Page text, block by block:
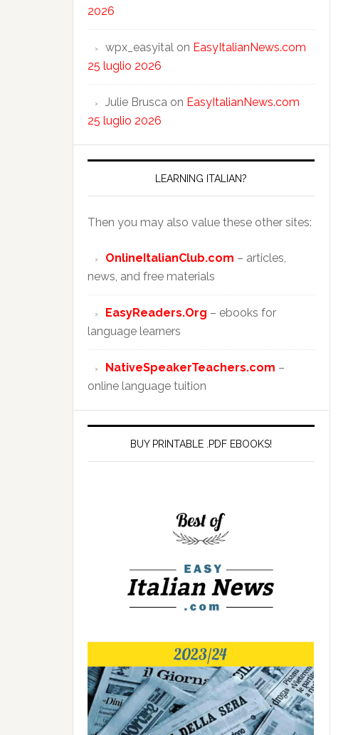
2026
wpx_easyital on EasyItalianNews.com
25 luglio 2026
Julie Brusca on EasyItalianNews.com
25 luglio 2026
LEARNING ITALIAN?
Then you may also value these other sites:
OnlineItalianClub.com – articles,
news, and free materials
EasyReaders.Org – ebooks for
language learners
NativeSpeakerTeachers.com –
online language tuition
BUY PRINTABLE .PDF EBOOKS!